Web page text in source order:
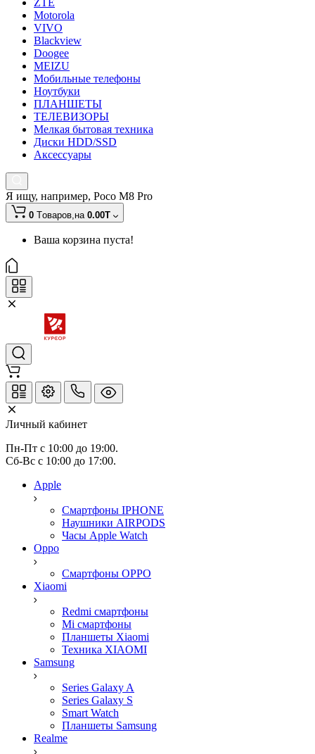
ZTE
Motorola
VIVO
Blackview
Doogee
MEIZU
Мобильные телефоны
Ноутбуки
ПЛАНШЕТЫ
ТЕЛЕВИЗОРЫ
Мелкая бытовая техника
Диски HDD/SSD
Аксессуары
Я ищу, например, Poco M8 Pro
0 Tоваров,на 0.00T
Ваша корзина пуста!
Личный кабинет
Пн-Пт с 10:00 до 19:00.
Сб-Вс с 10:00 до 17:00.
Apple
Смартфоны IPHONE
Наушники AIRPODS
Часы Apple Watch
Oppo
Смартфоны OPPO
Xiaomi
Redmi смартфоны
Mi смартфоны
Планшеты Xiaomi
Техника XIAOMI
Samsung
Series Galaxy A
Series Galaxy S
Smart Watch
Планшеты Samsung
Realme